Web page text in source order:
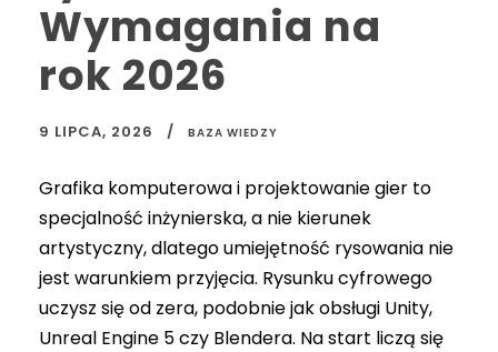
Wymagania na
rok 2026
9 LIPCA, 2026 BAZA WIEDZY
Grafika komputerowa i projektowanie gier to
specjalność inżynierska, a nie kierunek
artystyczny, dlatego umiejętność rysowania nie
jest warunkiem przyjęcia. Rysunku cyfrowego
uczysz się od zera, podobnie jak obsługi Unity,
Unreal Engine 5 czy Blendera. Na start liczą się